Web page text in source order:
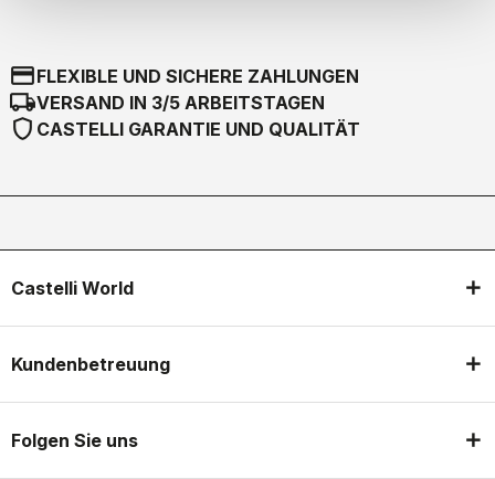
credit_cardFLEXIBLE UND SICHERE ZAHLUNGEN
local_shippingVERSAND IN 3/5 ARBEITSTAGEN
shield CASTELLI GARANTIE UND QUALITÄT
Castelli World
Kundenbetreuung
Folgen Sie uns